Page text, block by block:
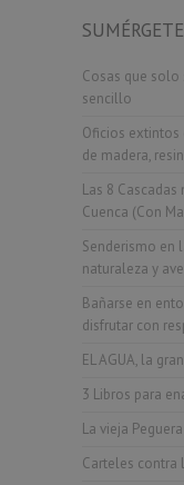
Cosas que
sencillo
Oficios extintos
de madera,
Las 8
Cuenca (Con
Senderismo en
naturaleza y
Bañarse en
disfrutar con
EL AGUA, la
3 Libros para
La vieja
Carteles contra